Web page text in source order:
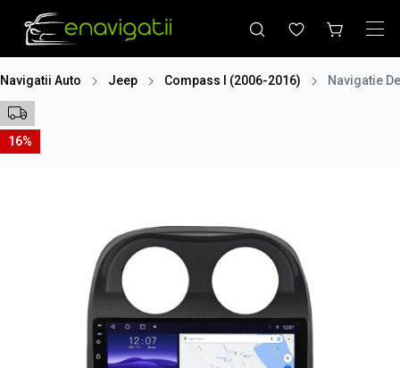
Navigatii Auto Jeep Compass I (2006-2016) Navigatie
16%